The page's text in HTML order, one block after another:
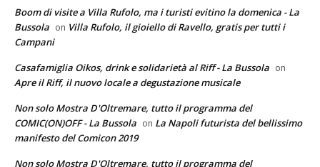
Boom di visite a Villa Rufolo, ma i turisti evitino la domenica - La
Bussola on Villa Rufolo, il gioiello di Ravello, gratis per tutti i
Campani
Casafamiglia Oikos, drink e solidarietà al Riff - La Bussola on
Apre il Riff, il nuovo locale a degustazione musicale
Non solo Mostra D'Oltremare, tutto il programma del
COMIC(ON)OFF - La Bussola on La Napoli futurista del bellissimo
manifesto del Comicon 2019
Non solo Mostra D'Oltremare, tutto il programma del